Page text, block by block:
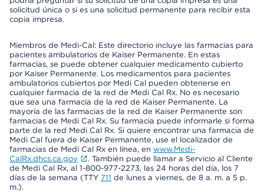
solicitud única o si es una solicitud permanente para recibir esta
copia impresa.
Miembros de Medi-Cal: Este directorio incluye las farmacias para
pacientes ambulatorios de Kaiser Permanente. En estas
farmacias, se puede obtener cualquier medicamento cubierto
por Kaiser Permanente. Los medicamentos para pacientes
ambulatorios cubiertos por Medi Cal pueden obtenerse en
cualquier farmacia de la red de Medi Cal Rx. No es necesario
que sea una farmacia de la red de Kaiser Permanente. La
mayoría de las farmacias de la red de Kaiser Permanente son
farmacias de Medi Cal Rx. Su farmacia puede informarle si forma
parte de la red Medi Cal Rx. Si quiere encontrar una farmacia de
Medi Cal fuera de Kaiser Permanente, use el localizador de
farmacias de Medi Cal Rx en línea, en www.Medi-
CalRx.dhcs.ca.gov
. También puede llamar a Servicio al Cliente
de Medi Cal Rx, al 1-800-977-2273, las 24 horas del día, los 7
días de la semana (TTY 711 de lunes a viernes, de 8 a. m. a 5 p.
m.).